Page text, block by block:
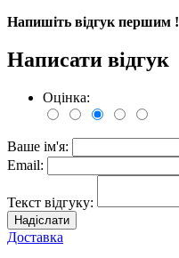
Напишіть відгук першим !
Написати відгук
Оцінка:
Ваше ім'я:
Email:
Текст відгуку:
Надіслати
Доставка